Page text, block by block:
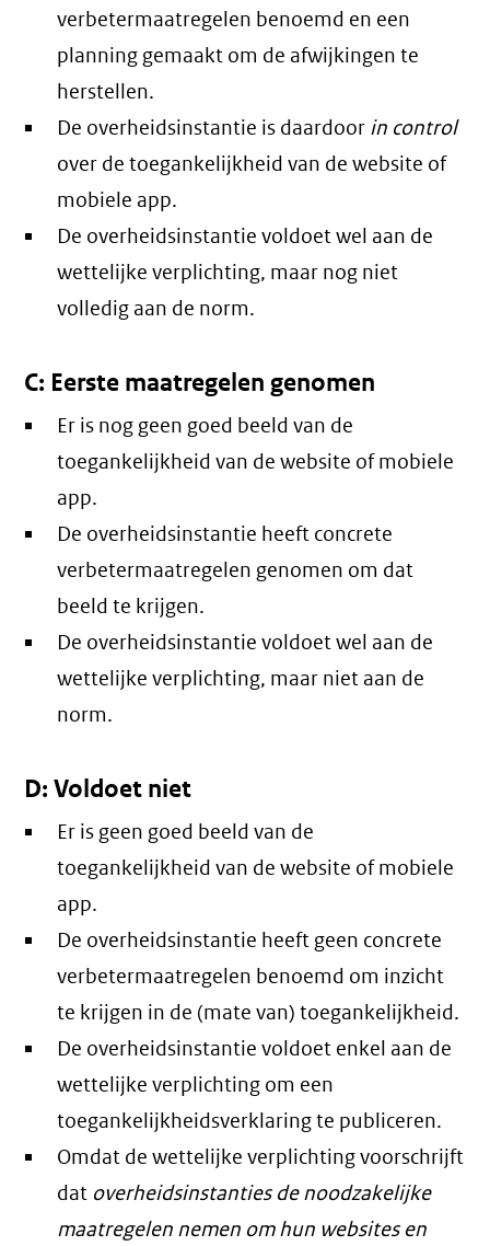
verbetermaatregelen benoemd en een
planning gemaakt om de afwijkingen te
herstellen.
De overheidsinstantie is daardoor in control
over de toegankelijkheid van de website of
mobiele app.
De overheidsinstantie voldoet wel aan de
wettelijke verplichting, maar nog niet
volledig aan de norm.
C: Eerste maatregelen genomen
Er is nog geen goed beeld van de
toegankelijkheid van de website of mobiele
app.
De overheidsinstantie heeft concrete
verbetermaatregelen genomen om dat
beeld te krijgen.
De overheidsinstantie voldoet wel aan de
wettelijke verplichting, maar niet aan de
norm.
D: Voldoet niet
Er is geen goed beeld van de
toegankelijkheid van de website of mobiele
app.
De overheidsinstantie heeft geen concrete
verbetermaatregelen benoemd om inzicht
te krijgen in de (mate van) toegankelijkheid.
De overheidsinstantie voldoet enkel aan de
wettelijke verplichting om een
toegankelijkheidsverklaring te publiceren.
Omdat de wettelijke verplichting voorschrijft
dat overheidsinstanties de noodzakelijke
maatregelen nemen om hun websites en